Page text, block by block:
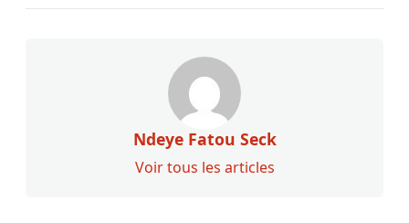
Ndeye Fatou Seck
Voir tous les articles